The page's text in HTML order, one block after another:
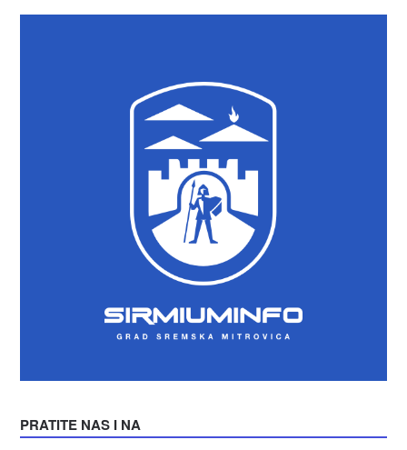
PRATITE NAS I NA